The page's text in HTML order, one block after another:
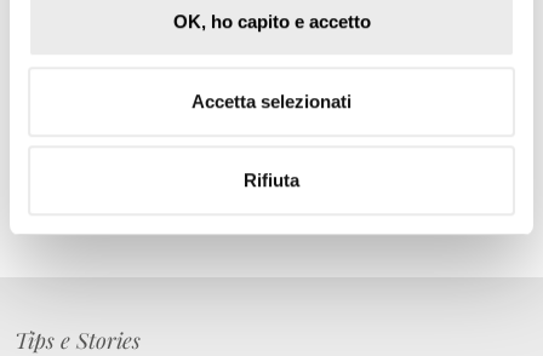
OK, ho capito e accetto
Accetta selezionati
Rifiuta
Chieffo, supportati dall’associate Luca Coppola.
, co-founder diMilano Notai
LEGGI ARTICOLO
Tips e Stories